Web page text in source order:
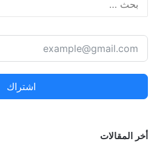
اشتراك
أخر المقالات